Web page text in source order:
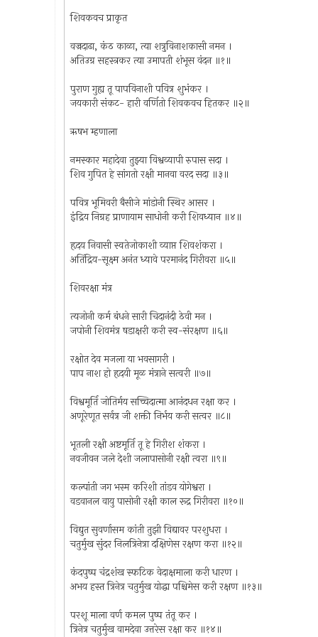
शिवकवच प्राकृत
वज्रदाढा, कंठ काळा, त्या शत्रुविनाशकासी नमन ।
अतिउग्र सहस्त्रकर त्या उमापती शंभूस वंदन ॥१॥
पुराण गुह्य तू पापविनाशी पवित्र शुभंकर ।
जयकारी संकट- हारी वर्णितो शिवकवच हितकर ॥२॥
ऋषभ म्हणाला
नमस्कार महादेवा तुझ्या विश्वव्यापी रुपास सदा ।
शिव गुपित हे सांगतो रक्षी मानवा वरद सदा ॥३॥
पवित्र भूमिवरी बैसीजे मांडोनी स्थिर आसर ।
इंद्रिय निग्रह प्राणायाम साधोनी करी शिवध्यान ॥४॥
हृदय निवासी स्वतेजोकाशी व्याप्त शिवशंकरा ।
अतिंद्रिय-सूक्ष्म अनंत ध्यावे परमानंद गिरीवरा ॥५॥
शिवरक्षा मंत्र
त्यजोनी कर्म बंधने सारी चिदानंदी ठेवी मन ।
जपोनी शिवमंत्र षडाक्षरी करी स्व-संरक्षण ॥६॥
रक्षोत देव मजला या भवसागरी ।
पाप नाश हो हृदयी मूळ मंत्राने सत्वरी ॥७॥
विश्वमूर्ति जोतिर्मय सच्चिदात्मा आनंदधन रक्षा कर ।
अणूरेणूत सर्वत्र जी शक्ती निर्भय करी सत्वर ॥८॥
भूतली रक्षी अष्टमूर्ति तू हे गिरीश शंकरा ।
नवजीवन जले देशी जलापासोनी रक्षी त्वरा ॥९॥
कल्पांती जग भस्म करिशी तांडव योगेश्वरा ।
वडवानल वायु पासोनी रक्षी काल रूद्र गिरीवरा ॥१०॥
विद्युत सुवर्णासम कांती तुझी विद्यावर परशुधरा ।
चतुर्मुख सुंदर निलत्रिनेत्रा दक्षिणेस रक्षण करा ॥१२॥
कंदपुष्प चंद्रशंख स्फटिक वेदाक्षमाला करी धारण ।
अभय हस्त त्रिनेत्र चतुर्मुख योद्धा पश्चिमेस करी रक्षण ॥१३॥
परशू माला वर्ण कमल पुष्प तंतू कर ।
त्रिनेत्र चतुर्मुख वामदेवा उत्तरेस रक्षा कर ॥१४॥